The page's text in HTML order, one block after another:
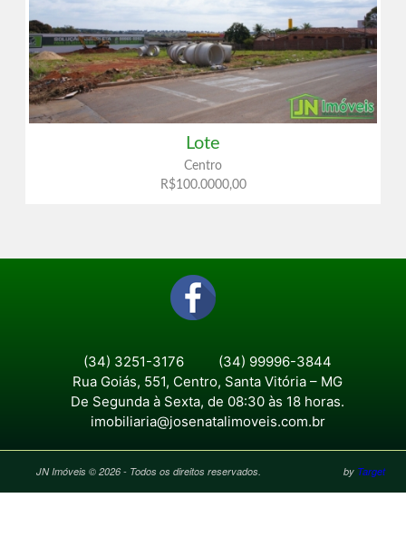
Lote
Centro
R$100.0000,00
(34) 3251-3176
(34) 99996-3844
Rua Goiás, 551, Centro, Santa Vitória – MG
De Segunda à Sexta, de 08:30 às 18 horas.
imobiliaria@josenatalimoveis.com.br
JN Imóveis © 2026 - Todos os direitos reservados. by Target